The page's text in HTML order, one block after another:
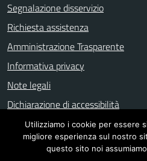
Segnalazione disservizio
Richiesta assistenza
Amministrazione Trasparente
Informativa privacy
Note legali
Dichiarazione di accessibilità
Mappa del sito
Utilizziamo i cookie per essere
migliore esperienza sul nostro
questo sito noi